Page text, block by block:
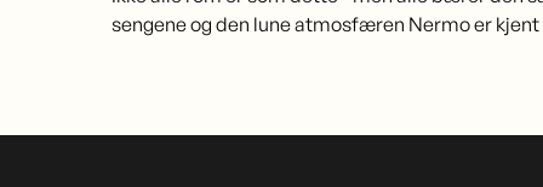
sengene og den lune atmosfæren Nermo er kjent